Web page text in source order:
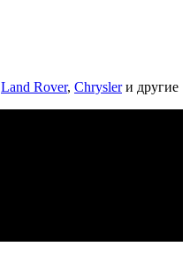
Land Rover, Chryslerи другие